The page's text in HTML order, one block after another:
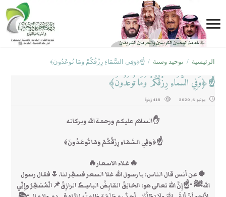
الرئيسية / توحيد وسنة / ☝﴿وَفِي السَّمَاءِ رِزْقُكُمْ وَمَا تُوعَدُونَ﴾
☝﴿وَفِي السَّمَاءِ رِزْقُكُمْ وَمَا تُوعَدُونَ﴾
يوليو 6, 2020 418 زيارة
✋السلام عليكم ورحمة الله وبركاته
☝﴿وَفِي السَّمَاءِ رِزْقُكُمْ وَمَا تُوعَدُونَ﴾
🔥غلاء الاسعار🔥
🍀عن أنس قال الناس: يا رسول الله غلا السعر فسعِّر لنا.🌷فقال رسول
اللهﷺ “☝إِنَّ اللهَ تعالى هو: الخالِقُ القابِضُ الباسِطُ الرازِقُ📌الْمُسَعِّرُ وإِنِّي